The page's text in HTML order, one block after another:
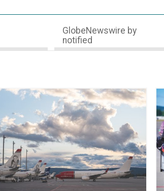
GlobeNewswire by
notified